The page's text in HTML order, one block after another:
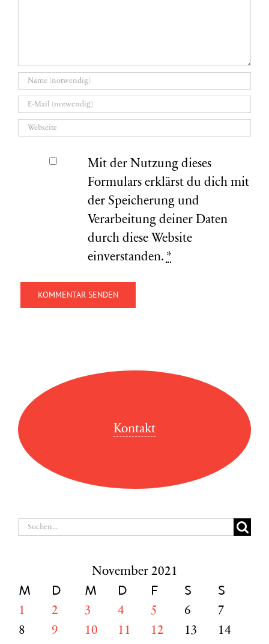
Mit der Nutzung dieses
Formulars erklärst du dich mit
der Speicherung und
Verarbeitung deiner Daten
durch diese Website
einverstanden. *
Kontakt
Suche
November 2021
M D M D F S S
1 2 3 4 5 6
7
8
9 10 11 12 13 14